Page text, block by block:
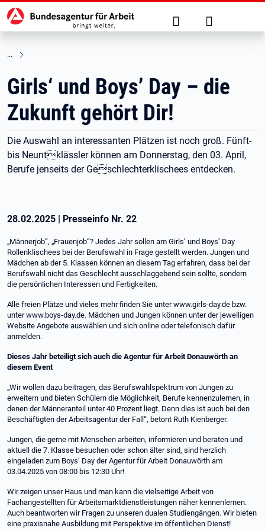
zu den Hauptinhalten springen
Hauptnavigation Suche Anmelden
Girls‘ und Boys’ Day – die
Zukunft gehört Dir!
Die Auswahl an interessanten Plätzen ist noch groß. Fünft-
bis Neuntklässler können am Donnerstag, den 03. April,
Berufe jenseits der Geschlechterklischees entdecken.
28.02.2025 | Presseinfo Nr. 22
„Männerjob“, „Frauenjob“? Jedes Jahr sollen am Girls’ und Boys’ Day
Rollenklischees bei der Berufswahl in Frage gestellt werden. Jungen und
Mädchen ab der 5. Klassen können an diesem Tag erfahren, dass bei der
Berufswahl nicht das Geschlecht ausschlaggebend sein sollte, sondern
die persönlichen Interessen und Fertigkeiten.
Alle freien Plätze und vieles mehr finden Sie unter www.girls-day.de bzw.
unter www.boys-day.de. Mädchen und Jungen können unter der jeweiligen
Website Angebote auswählen und sich online oder telefonisch dafür
anmelden.
Dieses Jahr beteiligt sich auch die Agentur für Arbeit Donauwörth an
diesem Event
„Wir wollen dazu beitragen, das Berufswahlspektrum von Jungen zu
erweitern und bieten Schülern die Möglichkeit, Berufe kennenzulernen, in
denen der Männeranteil unter 40 Prozent liegt. Denn dies ist auch bei den
Beschäftigten der Arbeitsagentur der Fall“, betont Ruth Kienberger.
Jungen, die gerne mit Menschen arbeiten, informieren und beraten und
aktuell die 7. Klasse besuchen oder schon älter sind, sind herzlich
eingeladen zum Boys’ Day der Agentur für Arbeit Donauwörth am
03.04.2025 von 08:00 bis 12:30 Uhr!
Wir zeigen unser Haus und man kann die vielseitige Arbeit von
Fachangestellten für Arbeitsmarktdienstleistungen näher kennenlernen.
Auch beantworten wir Fragen zu unseren dualen Studiengängen. Wir bieten
eine praxisnahe Ausbildung mit Perspektive im öffentlichen Dienst!